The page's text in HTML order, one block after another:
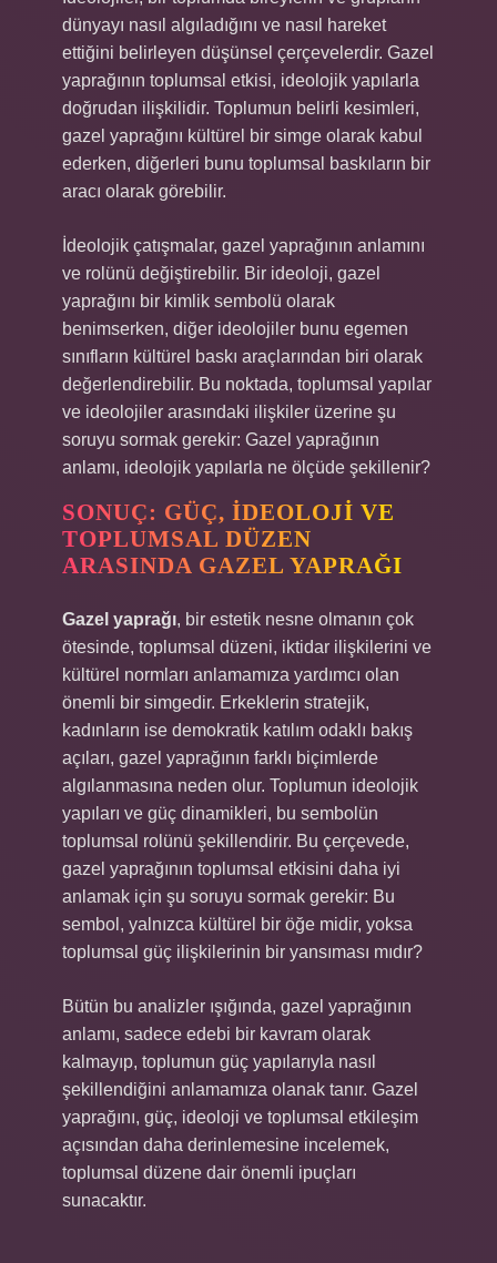
dünyayı nasıl algıladığını ve nasıl hareket
ettiğini belirleyen düşünsel çerçevelerdir. Gazel
yaprağının toplumsal etkisi, ideolojik yapılarla
doğrudan ilişkilidir. Toplumun belirli kesimleri,
gazel yaprağını kültürel bir simge olarak kabul
ederken, diğerleri bunu toplumsal baskıların bir
aracı olarak görebilir.
İdeolojik çatışmalar, gazel yaprağının anlamını
ve rolünü değiştirebilir. Bir ideoloji, gazel
yaprağını bir kimlik sembolü olarak
benimserken, diğer ideolojiler bunu egemen
sınıfların kültürel baskı araçlarından biri olarak
değerlendirebilir. Bu noktada, toplumsal yapılar
ve ideolojiler arasındaki ilişkiler üzerine şu
soruyu sormak gerekir: Gazel yaprağının
anlamı, ideolojik yapılarla ne ölçüde şekillenir?
SONUÇ: GÜÇ, İDEOLOJI VE
TOPLUMSAL DÜZEN
ARASINDA GAZEL YAPRAĞI
Gazel yaprağı, bir estetik nesne olmanın çok
ötesinde, toplumsal düzeni, iktidar ilişkilerini ve
kültürel normları anlamamıza yardımcı olan
önemli bir simgedir. Erkeklerin stratejik,
kadınların ise demokratik katılım odaklı bakış
açıları, gazel yaprağının farklı biçimlerde
algılanmasına neden olur. Toplumun ideolojik
yapıları ve güç dinamikleri, bu sembolün
toplumsal rolünü şekillendirir. Bu çerçevede,
gazel yaprağının toplumsal etkisini daha iyi
anlamak için şu soruyu sormak gerekir: Bu
sembol, yalnızca kültürel bir öğe midir, yoksa
toplumsal güç ilişkilerinin bir yansıması mıdır?
Bütün bu analizler ışığında, gazel yaprağının
anlamı, sadece edebi bir kavram olarak
kalmayıp, toplumun güç yapılarıyla nasıl
şekillendiğini anlamamıza olanak tanır. Gazel
yaprağını, güç, ideoloji ve toplumsal etkileşim
açısından daha derinlemesine incelemek,
toplumsal düzene dair önemli ipuçları
sunacaktır.